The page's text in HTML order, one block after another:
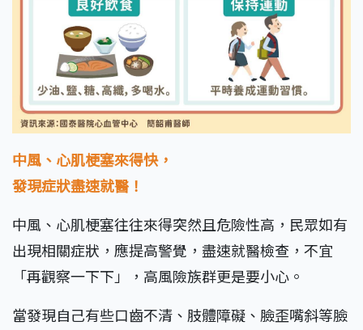
中風、心肌梗塞來得快，
發現症狀盡速就醫！
中風、心肌梗塞往往來得突然且危險性高，民眾如有
出現相關症狀，應提高警覺，盡速就醫檢查，不宜
「再觀察一下下」，高風險族群更是要小心。
當發現自己有些口齒不清、肢體障礙、臉歪嘴斜等臉